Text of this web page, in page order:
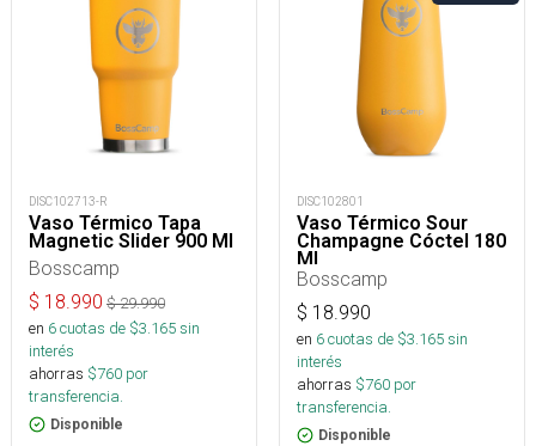
DISC102713-R
Vaso Térmico Tapa
Magnetic Slider 900 Ml
Bosscamp
$ 18.990 $29.990
en 6cuotas de $3.165sin
interés
ahorras $760 por
transferencia.
Disponible
DISC102801
Vaso Térmico Sour
Champagne Cóctel 180
Ml
Bosscamp
$ 18.990
en 6cuotas de $3.165sin
interés
ahorras $760 por
transferencia.
Disponible